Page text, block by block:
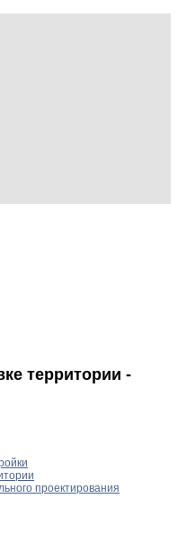
территории -
проектирования